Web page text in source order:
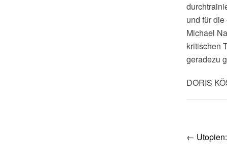
und für
Michael
kritischen
geradezu
DORIS
Post
←